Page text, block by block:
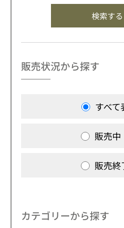
検索する
販売状況から探す
すべて
販売
販売
カテゴリーから探す